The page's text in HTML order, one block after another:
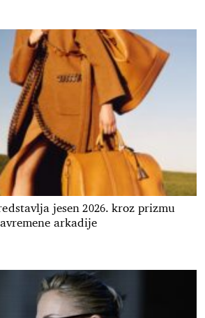
jesen 2026. kroz prizmu
arkadije